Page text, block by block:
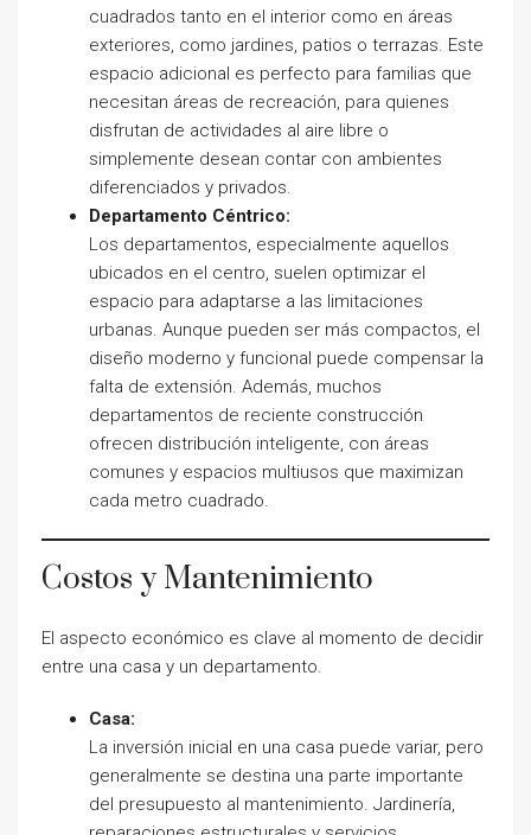
cuadrados tanto en el interior como en áreas
exteriores, como jardines, patios o terrazas. Este
espacio adicional es perfecto para familias que
necesitan áreas de recreación, para quienes
disfrutan de actividades al aire libre o
simplemente desean contar con ambientes
diferenciados y privados.
Departamento Céntrico:
Los departamentos, especialmente aquellos
ubicados en el centro, suelen optimizar el
espacio para adaptarse a las limitaciones
urbanas. Aunque pueden ser más compactos, el
diseño moderno y funcional puede compensar la
falta de extensión. Además, muchos
departamentos de reciente construcción
ofrecen distribución inteligente, con áreas
comunes y espacios multiusos que maximizan
cada metro cuadrado.
Costos y Mantenimiento
El aspecto económico es clave al momento de decidir
entre una casa y un departamento.
Casa:
La inversión inicial en una casa puede variar, pero
generalmente se destina una parte importante
del presupuesto al mantenimiento. Jardinería,